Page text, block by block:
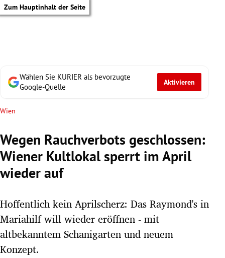
Zum Hauptinhalt der Seite
Untermenü
Wählen Sie KURIER als bevorzugte
Google-Quelle
Aktivieren
Wien
Wegen Rauchverbots geschlossen:
Wiener Kultlokal sperrt im April
wieder auf
Hoffentlich kein Aprilscherz: Das Raymond's in
Mariahilf will wieder eröffnen - mit
altbekanntem Schanigarten und neuem
Konzept.